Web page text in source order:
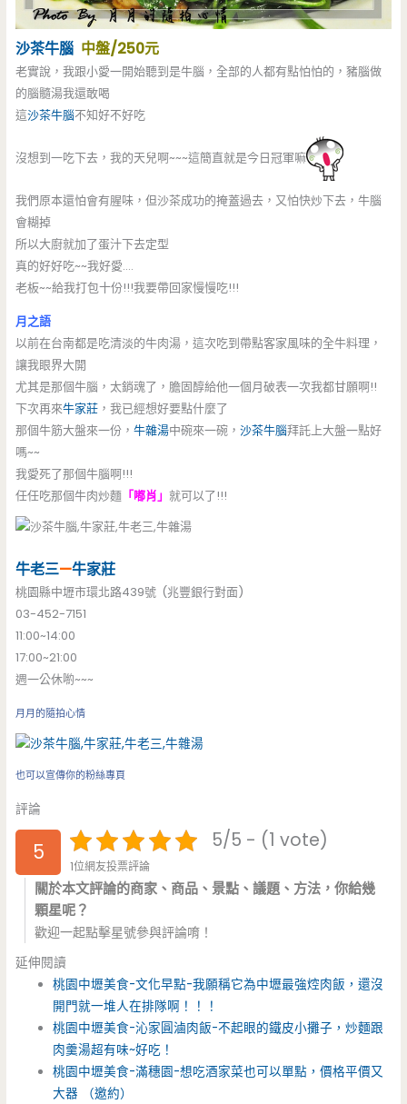
沙茶牛腦 中盤/250元
老實說，我跟小愛一開始聽到是牛腦，全部的人都有點怕怕的，豬腦做
的腦髓湯我還敢喝
這沙茶牛腦不知好不好吃
沒想到一吃下去，我的天兒啊~~~這簡直就是今日冠軍嘛
我們原本還怕會有腥味，但沙茶成功的掩蓋過去，又怕快炒下去，牛腦
會糊掉
所以大廚就加了蛋汁下去定型
真的好好吃~~我好愛….
老板~~給我打包十份!!!我要帶回家慢慢吃!!!
月之語
以前在台南都是吃清淡的牛肉湯，這次吃到帶點客家風味的全牛料理，
讓我眼界大開
尤其是那個牛腦，太銷魂了，膽固醇給他一個月破表一次我都甘願啊!!
下次再來牛家莊 ，我已經想好要點什麼了
那個牛筋大盤來一份，牛雜湯中碗來一碗，沙茶牛腦拜託上大盤一點好
嗎~~
我愛死了那個牛腦啊!!!
任任吃那個牛肉炒麵 「嘟肖」就可以了!!!
牛老三—牛家莊
桃園縣中壢市環北路439號 (兆豐銀行對面)
03-452-7151
11:00~14:00
17:00~21:00
週一公休喲~~~
月月的隨拍心情
也可以宣傳你的粉絲專頁
評論
5 5/5 - (1 vote)
1位網友投票評論
關於本文評論的商家、商品、景點、議題、方法，你給幾
顆星呢？
歡迎一起點擊星號參與評論唷！
延伸閱讀
桃園中壢美食-文化早點-我願稱它為中壢最強焢肉飯，還沒
開門就一堆人在排隊啊！！！
桃園中壢美食-沁家圓滷肉飯-不起眼的鐵皮小攤子，炒麵跟
肉羹湯超有味~好吃！
桃園中壢美食-滿穗園-想吃酒家菜也可以單點，價格平價又
大器 （邀約）